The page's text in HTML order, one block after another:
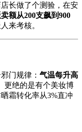
长做了个测验，在安
卖额从200支飙到900
来考核。
门规律： 气温每升高
更绝的是有个美妆博
霜转化率从3%直冲